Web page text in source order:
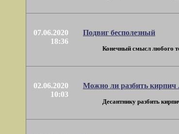
07.06.2020
18:36
Подвиг бесполезный
Конечный смысл любого
02.06.2020
10:03
Можно ли разбить кирпич
Десантнику разбить